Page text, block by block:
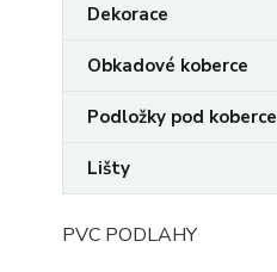
Dekorace
Obkadové koberce
Podložky pod koberce
Lišty
PVC PODLAHY